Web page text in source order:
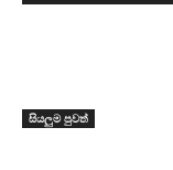
සියලුම පුවත්